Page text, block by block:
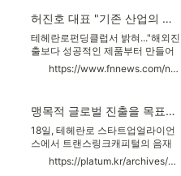
허진호 대표 "기존 산업의 문제점 해결하는 스타트업에 투자"
테헤란로펀딩클럽서 밝혀..."해외진
출보다 성공적인 제품부터 만들어
야" "단순히 기술만 가진 스타트업
보다는 보유한 기술을 특정 산업에
다" 허진호 세마트랜스링크캐피털
인베스트먼트 대표가 지난 18일 스
타트업얼라이언스에서 진행한 '테
헤란로 펀딩클럽'에서 밝힌 '투자
대상 기업' 선정 기준이다. 스타트
https://www.fnnews.com/news/201710191313444184
맹목적 글로벌 진출을 목표로 해서는 안된다.
18일, 테헤란로 스타트업얼라이언
스에서 트랜스링크캐피털의 음재
훈 대표와 세마트랜스링크캐피털
인베스트먼트의 허진호 대표가 연
https://platum.kr/archives/89687